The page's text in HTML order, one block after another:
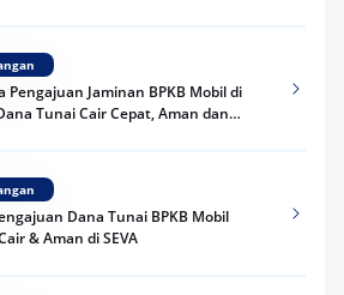
Pengajuan Jaminan BPKB Mobil di
Tunai Cair Cepat, Aman dan
Dana Tunai BPKB Mobil
& Aman di SEVA